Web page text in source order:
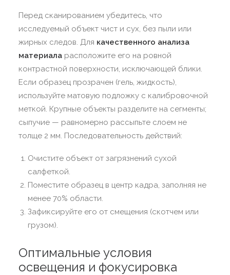
Перед сканированием убедитесь, что
исследуемый объект чист и сух, без пыли или
жирных следов. Для качественного анализа
материала расположите его на ровной
контрастной поверхности, исключающей блики.
Если образец прозрачен (гель, жидкость),
используйте матовую подложку с калибровочной
меткой. Крупные объекты разделите на сегменты;
сыпучие — равномерно рассыпьте слоем не
толще 2 мм. Последовательность действий:
Очистите объект от загрязнений сухой
салфеткой.
Поместите образец в центр кадра, заполняя не
менее 70% области.
Зафиксируйте его от смещения (скотчем или
грузом).
Оптимальные условия
освещения и фокусировка